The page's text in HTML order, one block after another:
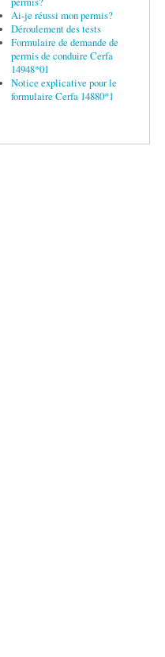
Ai-je réussi mon permis?
Déroulement des tests
Formulaire de demande de
permis de conduire Cerfa
14948*01
Notice explicative pour le
formulaire Cerfa 14880*1